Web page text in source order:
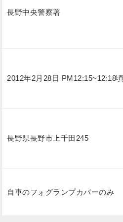
長野中央警察署
2012年2月28日 PM12:15~12:18
長野県長野市上千田245
自車のフォグランプカバーのみ